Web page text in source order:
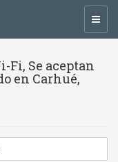
Fi, Se aceptan
en Carhué,